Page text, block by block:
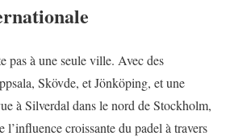
pas à une seule ville. Avec des
Skövde, et Jönköping, et une
à Silverdal dans le nord de Stockholm,
l’influence croissante du padel à travers